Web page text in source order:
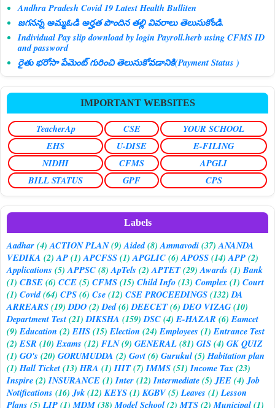
Andhra Pradesh Covid 19 Latest Health Bulliten
జగనన్న అమ్మఓడి అర్హత పొందిన తల్లి వివరాలు తెలుసుకోండి.
Individual Pay slip download by login Payroll.herb using CFMS ID
and password
రైతు భరోసా పేమెంట్ గురించి తెలుసుకోవడానికి(Payment Status )
IMPORTANT WEBSITES
TeacherAp CSE
YOUR SCHOOL
EHS
U-DISE
E-FILING
NIDHI
CFMS
APGLI
BILL STATUS
GPF CPS
Labels
Aadhar(4) ACTION PLAN(9) Aided(8) Ammavodi(37) ANANDA
VEDIKA (2) AP(1) APCFSS(1) APGLIC(6) APOSS(14) APP(2)
Applications (5) APPSC(8) ApTels (2) APTET(29) Awards (1) Bank
(1) CBSE(6) CCE(5) CFMS(15) Child Info(13) Complex(1) Court
(1) Covid(64) CPS(6) Cse(12) CSE PROCEEDINGS(132) DA
ARREARS(19) DDO(2) Ded(6) DEECET(6) DEO VIZAG(10)
Department Test(21) DIKSHA (159) DSC(4) E-HAZAR (6) Eamcet
(9) Education (2) EHS(15) Election (24) Employees (1) Entrance Test
(2) ESR (10) Exams (12) FLN(9) GENERAL(81) GIS(4) GK QUIZ
(1) GO's (20) GORUMUDDA (2) Govt(6) Gurukul(5) Habitation plan
(1) Hall Ticket(13) HRA (1) IIIT(7) IMMS(51) Income Tax(23)
Inspire(2) INSURANCE(1) Inter(12) Intermediate(5) JEE(4) Job
Notifications (16) Jvk(12) KEYS(1) KGBV(5) Leaves (1) Lesson
Plans (5) LIP(1) MDM(38) Model School(2) MTS(2) Municipal(1)